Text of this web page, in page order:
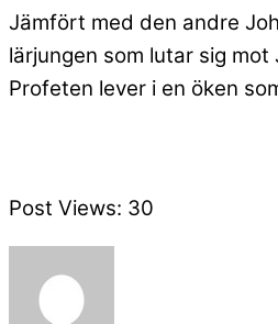
Jämfört med den andre
lärjungen som lutar sig
Profeten lever i en öken
Post Views: 30